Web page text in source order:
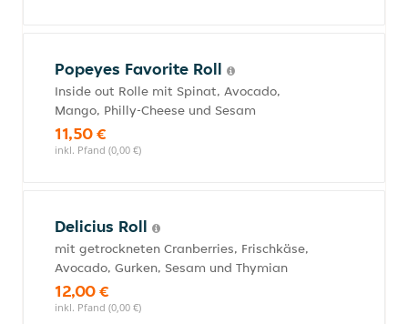
Popeyes Favorite Roll
Inside out Rolle mit Spinat, Avocado,
Mango, Philly-Cheese und Sesam
11,50 €
inkl. Pfand (0,00 €)
Delicius Roll
mit getrockneten Cranberries, Frischkäse,
Avocado, Gurken, Sesam und Thymian
12,00 €
inkl. Pfand (0,00 €)